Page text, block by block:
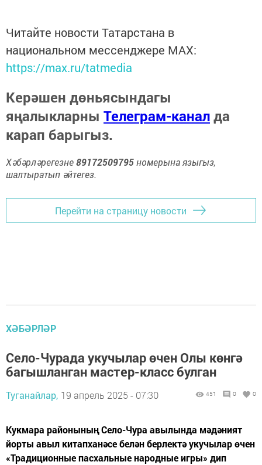
Читайте новости Татарстана в
национальном мессенджере MАХ:
https://max.ru/tatmedia
Керәшен дөньясындагы
яңалыкларны Телеграм-каналда
карап барыгыз.
Хәбәрләрегезне89172509795номерына языгыз,
шалтыратып әйтегез.
Перейти на страницу новости
ХӘБӘРЛӘР
Село-Чурада укучылар өчен Олы көнгә
багышланган мастер-класс булган
Туганайлар, 19 апрель 2025 - 07:30 451 0 0
Кукмара районының Село-Чура авылында мәдәният
йорты авыл китапханәсе белән берлектә укучылар өчен
«Традиционные пасхальные народные игры» дип